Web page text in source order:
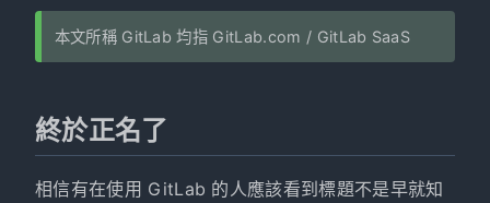
本文所稱 GitLab 均指 GitLab.com / GitLab SaaS
終於正名了
相信有在使用 GitLab 的人應該看到標題不是早就知